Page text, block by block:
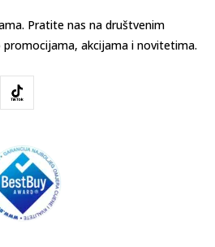
Pratite nas na društvenim
akcijama i novitetima.